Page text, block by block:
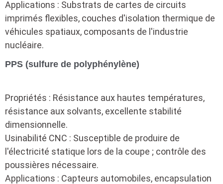
Applications : Substrats de cartes de circuits
imprimés flexibles, couches d'isolation thermique de
véhicules spatiaux, composants de l'industrie
nucléaire.
PPS (sulfure de polyphénylène)
Propriétés : Résistance aux hautes températures,
résistance aux solvants, excellente stabilité
dimensionnelle.
Usinabilité CNC : Susceptible de produire de
l'électricité statique lors de la coupe ; contrôle des
poussières nécessaire.
Applications : Capteurs automobiles, encapsulation